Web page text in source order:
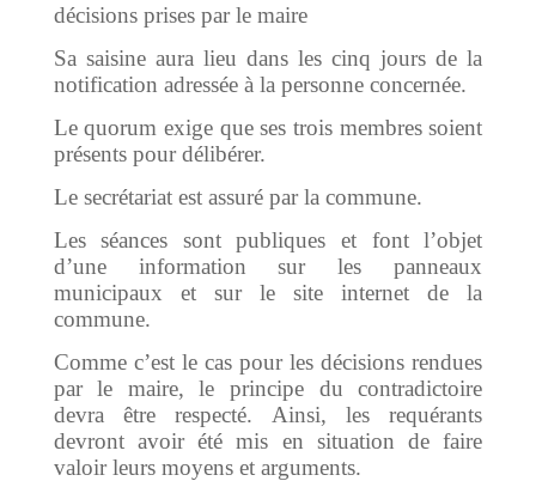
décisions prises par le maire
Sa saisine aura lieu dans les cinq jours de la
notification adressée à la personne concernée.
Le quorum exige que ses trois membres soient
présents pour délibérer.
Le secrétariat est assuré par la commune.
Les séances sont publiques et font l’objet
d’une information sur les panneaux
municipaux et sur le site internet de la
commune.
Comme c’est le cas pour les décisions rendues
par le maire, le principe du contradictoire
devra être respecté. Ainsi, les requérants
devront avoir été mis en situation de faire
valoir leurs moyens et arguments.